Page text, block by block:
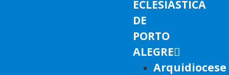
ECLESIÁSTICA
DE
PORTO
ALEGRE
Arquidiocese